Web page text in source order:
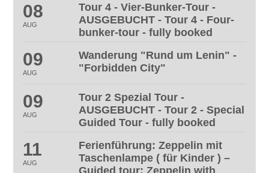
08
AUG
Tour 4 - Vier-Bunker-Tour -
AUSGEBUCHT - Tour 4 - Four-
bunker-tour - fully booked
09
AUG
Wanderung "Rund um Lenin" -
"Forbidden City"
09
AUG
Tour 2 Spezial Tour -
AUSGEBUCHT - Tour 2 - Special
Guided Tour - fully booked
11
AUG
Ferienführung: Zeppelin mit
Taschenlampe ( für Kinder ) –
Guided tour: Zeppelin with